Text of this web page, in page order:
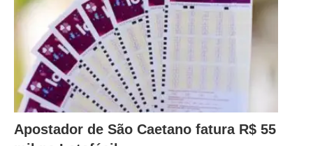
Apostador de São Caetano fatura R$ 55